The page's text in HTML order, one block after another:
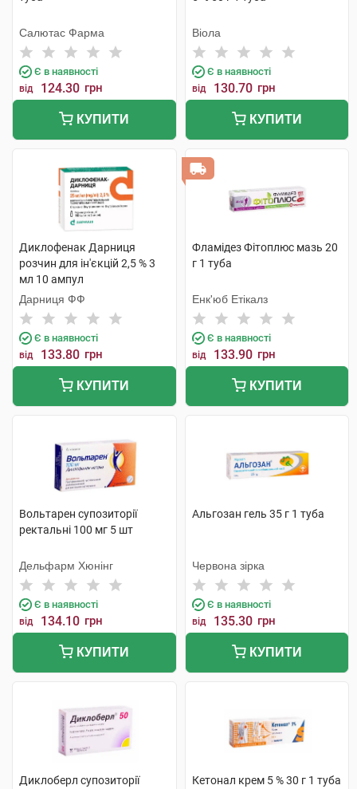
Салютас Фарма
Є в наявності
від 124.30 грн
КУПИТИ
Віола
Є в наявності
від 130.70 грн
КУПИТИ
Диклофенак Дарниця
розчин для ін'єкцій 2,5 % 3
мл 10 ампул
Дарниця ФФ
Є в наявності
від 133.80 грн
КУПИТИ
Фламідез Фітоплюс мазь 20
г 1 туба
Енк'юб Етікалз
Є в наявності
від 133.90 грн
КУПИТИ
Вольтарен супозиторії
ректальні 100 мг 5 шт
Дельфарм Хюнінг
Є в наявності
від 134.10 грн
КУПИТИ
Альгозан гель 35 г 1 туба
Червона зірка
Є в наявності
від 135.30 грн
КУПИТИ
Диклоберл супозиторії
Кетонал крем 5 % 30 г 1 туба